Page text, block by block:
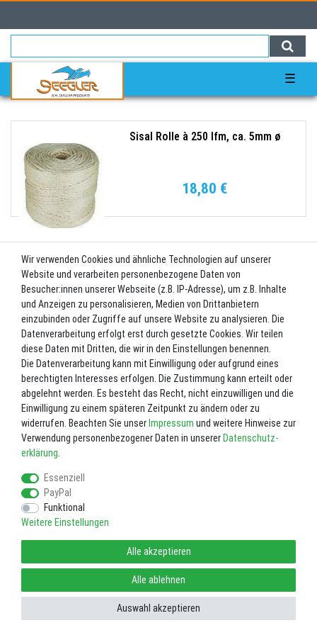
☰
Sisal Rolle à 250 lfm, ca. 5mm ø
18,80 €
Sisal Rolle ca a 450lfm, ca. 3mm ø
19,50 €
Wir verwenden Cookies und ähnliche Technologien auf unserer
Website und verarbeiten personenbezogene Daten von
Besucher:innen unserer Webseite (z.B. IP-Adresse), um z.B. Inhalte
und Anzeigen zu personalisieren, Medien von Drittanbietern
einzubinden oder Zugriffe auf unsere Website zu analysieren. Die
Datenverarbeitung erfolgt erst durch gesetzte Cookies. Wir teilen
diese Daten mit Dritten, die wir in den Einstellungen benennen.
Die Datenverarbeitung kann mit Einwilligung oder aufgrund eines
berechtigten Interesses erfolgen. Die Zustimmung kann erteilt oder
abgelehnt werden. Es besteht das Recht, nicht einzuwilligen und die
Einwilligung zu einem späteren Zeitpunkt zu ändern oder zu
widerrufen. Beachten Sie unser Impressum und weitere Hinweise zur
Verwendung personenbezogener Daten in unserer Daten­schutz­
erklärung
Essenziell
PayPal
Funktional
Weitere Einstellungen
Alle akzeptieren
Alle ablehnen
Auswahl akzeptieren